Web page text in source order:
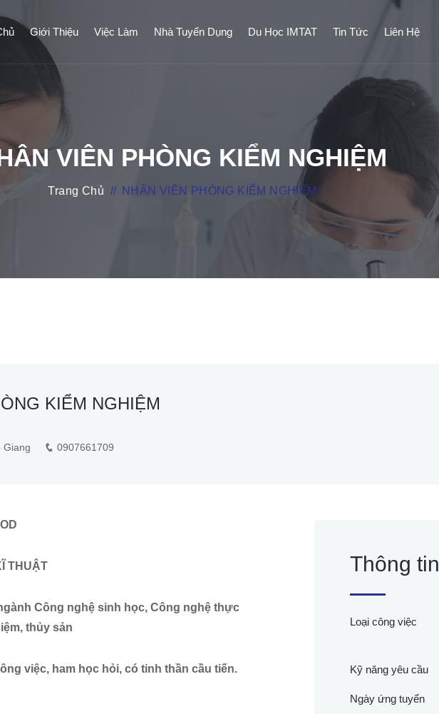
Giới Thiệu Việc Làm Nhà Tuyển Dụng Du Học IMTAT Tin Tức Liên Hệ
VIÊN PHÒNG KIỂM NGHIỆM
Trang Chủ // NHÂN VIÊN PHÒNG KIỂM NGHIỆM
KIỂM NGHIỆM
Giang 0907661709
THUẬT
Công nghệ sinh học, Công nghệ thực
thủy sản
việc, ham học hỏi, có tinh thần cầu tiến.
Thông tin
Loại công việc
Kỹ năng yêu cầu
Ngày ứng tuyển